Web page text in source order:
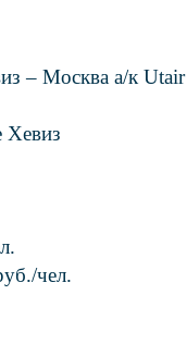
– Москва а/к Utair
Хевиз
чел.